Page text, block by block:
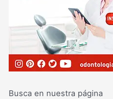
Busca en nuestra página